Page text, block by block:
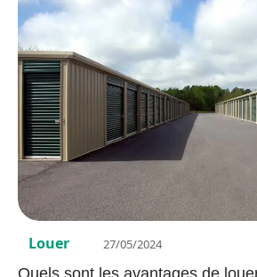
Louer 27/05/2024
Quels sont les avantages de